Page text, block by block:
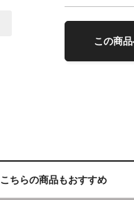
この商
こちらの商品もおすすめ